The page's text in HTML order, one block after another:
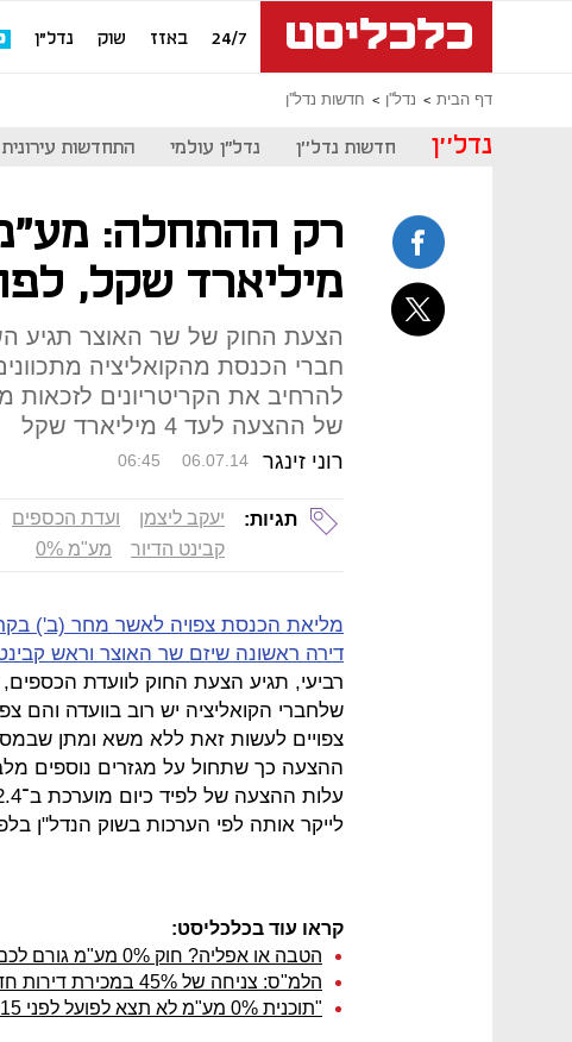
24/7 באזז שוק נדל"ן
דף הבית נדל''ן חדשות נדל''ן
נדל''ן חדשות נדל''ן נדל"ן עולמי התחדשות עירונית
רק ההתחלה:
מיליארד שקל,
הצעת החוק של שר האוצר תגיע
חברי הכנסת מהקואליציה
להרחיב את הקריטריונים
של ההצעה לעד 4 מיליארד שקל
רוני זינגר 06:45 06.07.14
תגיות: יעקב ליצמן ועדת הכספים
קבינט הדיור
מע"מ 0%
דירה ראשונה שיזם שר האוצר וראש קבינט
רביעי, תגיע הצעת החוק לוועדת
שלחברי הקואליציה יש רוב בוועדה
צפויים לעשות זאת ללא משא ומתן
ההצעה כך שתחול על מגזרים נוספים
לייקר אותה לפי הערכות בשוק הנדל"ן בלפחות 1–1.5 מיליארד שקל
קראו עוד בכלכליסט:
הטבה או אפליה? חוק 0% מע"מ גורם לכם להפסד של 240 אלף שקל
הלמ"ס: צניחה של 45% במכירת דירות חדשות בחודש מאי לעומת אשתקד
"תוכנית 0% מע"מ לא תצא לפועל לפני 2015. מחירי הדירות יעלו"